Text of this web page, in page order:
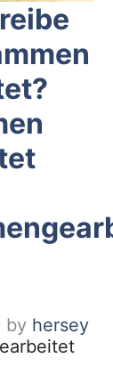
by hersey